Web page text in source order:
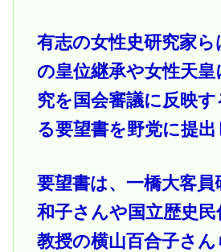
有志の女性史研究家ら
の皇位継承や女性天
究を国会審議に反映
る要望書を野党に提出
要望書は、一橋大客員
和子さんや国立歴史
教授の横山百合子さ